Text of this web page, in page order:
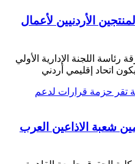
الأردنيين لأعمال
رئاسة اللجنة الإدارية الأولي
اتحاد إقليمي أردني
شعبة الاذاعين العرب